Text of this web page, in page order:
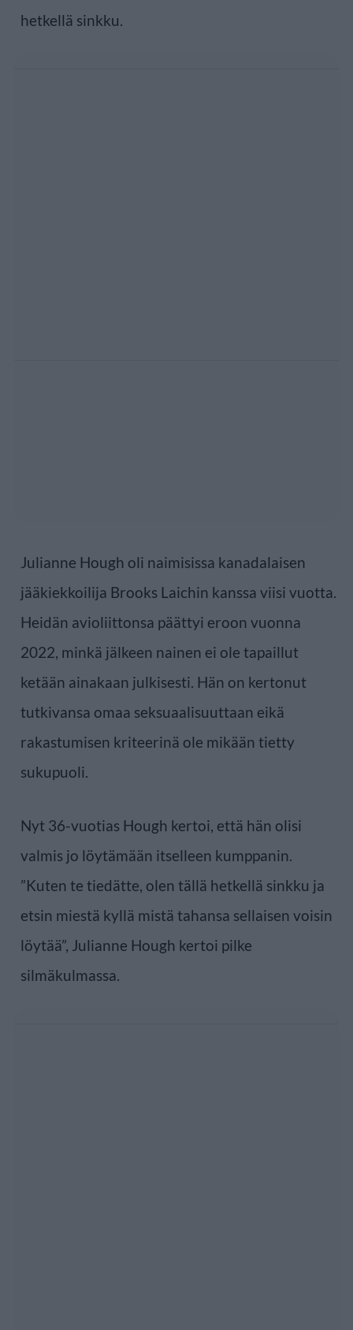
hetkellä sinkku.
Julianne Hough oli naimisissa kanadalaisen
jääkiekkoilija Brooks Laichin kanssa viisi vuotta.
Heidän avioliittonsa päättyi eroon vuonna
2022, minkä jälkeen nainen ei ole tapaillut
ketään ainakaan julkisesti. Hän on kertonut
tutkivansa omaa seksuaalisuuttaan eikä
rakastumisen kriteerinä ole mikään tietty
sukupuoli.
Nyt 36-vuotias Hough kertoi, että hän olisi
valmis jo löytämään itselleen kumppanin.
”Kuten te tiedätte, olen tällä hetkellä sinkku ja
etsin miestä kyllä mistä tahansa sellaisen voisin
löytää”, Julianne Hough kertoi pilke
silmäkulmassa.